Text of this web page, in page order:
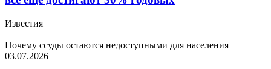
Известия
Почему ссуды остаются недоступными для населения
03.07.2026